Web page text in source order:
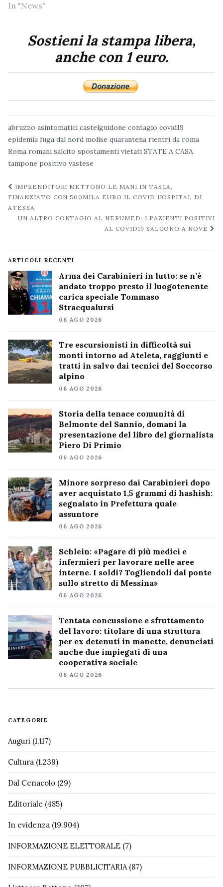
In "News"
Sostieni la stampa libera,
anche con 1 euro.
abruzzo asintomatici castelguidone contagio covid19
epidemia fuga dal nord molise quarantena rientri da roma
Roma romani salcito spostamenti vietati STATE A CASA
tampone positivo vastese
Navigazione
post
IMPRENDITORI METTONO LE MANI IN TASCA,
FINANZIATO CON 500MILA EURO IL COVID HOSPITAL DI
ATESSA
UN ALTRO CONTAGIO AL NERUMED: I PAZIENTI POSITIVI
AL COVID19 SALGONO A NOVE
ARTICOLI RECENTI
Arma dei Carabinieri in lutto: se n’è
andato troppo presto il luogotenente
carica speciale Tommaso
Stracqualursi
06 AGO 2026
Tre escursionisti in difficoltà sui
monti intorno ad Ateleta, raggiunti e
tratti in salvo dai tecnici del Soccorso
alpino
06 AGO 2026
Storia della tenace comunità di
Belmonte del Sannio, domani la
presentazione del libro del giornalista
Piero Di Primio
06 AGO 2026
Minore sorpreso dai Carabinieri dopo
aver acquistato 1,5 grammi di hashish:
segnalato in Prefettura quale
assuntore
06 AGO 2026
Schlein: «Pagare di più medici e
infermieri per lavorare nelle aree
interne. I soldi? Togliendoli dal ponte
sullo stretto di Messina»
06 AGO 2026
Tentata concussione e sfruttamento
del lavoro: titolare di una struttura
per ex detenuti in manette, denunciati
anche due impiegati di una
cooperativa sociale
06 AGO 2026
CATEGORIE
Auguri (1.117)
Cultura (1.239)
Dal Cenacolo (29)
Editoriale (485)
In evidenza (19.904)
INFORMAZIONE ELETTORALE (7)
INFORMAZIONE PUBBLICITARIA(87)